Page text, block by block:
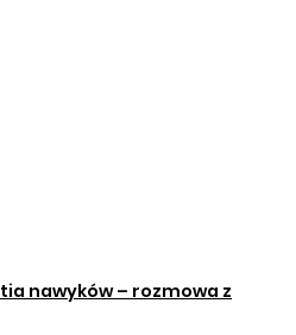
nawyków – rozmowa z